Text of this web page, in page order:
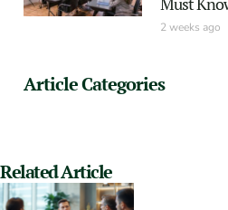
2 weeks ago
Article Categories
Related Article